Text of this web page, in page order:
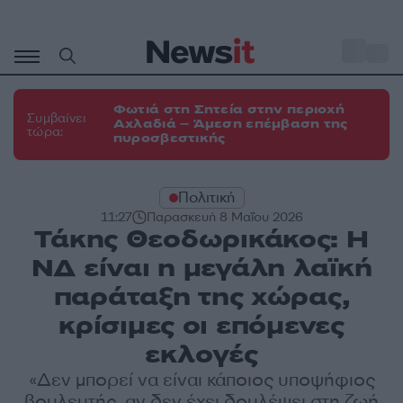
περιεχόμενο
Συμβαίνει
τώρα:
Φωτιά στη Σητεία στην περιοχή
Αχλαδιά – Άμεση επέμβαση της
πυροσβεστικής
Πολιτική
11:27 Παρασκευή 8 Μαΐου 2026
Τάκης Θεοδωρικάκος: Η
ΝΔ είναι η μεγάλη λαϊκή
παράταξη της χώρας,
κρίσιμες οι επόμενες
εκλογές
«Δεν μπορεί να είναι κάποιος υποψήφιος